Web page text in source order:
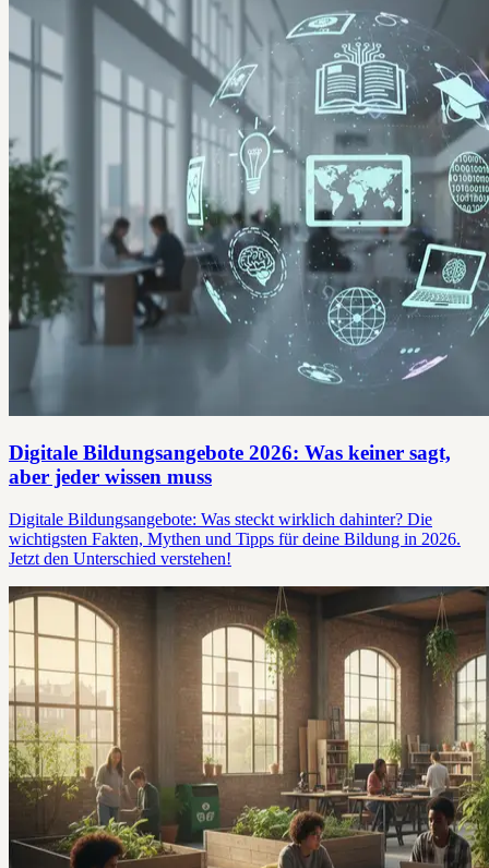
Digitale Bildungsangebote 2026: Was keiner sagt,
aber jeder wissen muss
Digitale Bildungsangebote: Was steckt wirklich dahinter? Die
wichtigsten Fakten, Mythen und Tipps für deine Bildung in 2026.
Jetzt den Unterschied verstehen!